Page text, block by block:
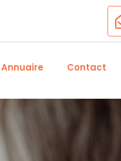
Annuaire Contact